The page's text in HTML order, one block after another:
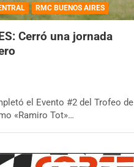
RMC BUENOS AIRES
Cerró una jornada
el Evento #2 del Trofeo de
«Ramiro Tot»…